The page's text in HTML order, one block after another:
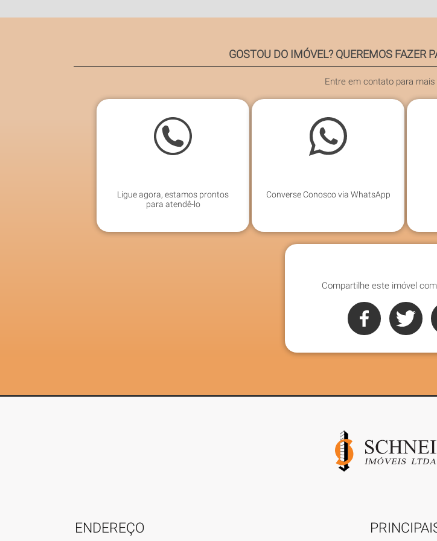
GOSTOU DO IMÓVEL? QUEREMOS FAZER
Entre em contato para
Ligue agora, estamos prontos
para atendê-lo
Converse Conosco via WhatsApp
Compartilhe este imóvel
ENDEREÇO